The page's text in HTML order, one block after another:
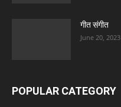
गीत संगीत
June 20, 2023
POPULAR CATEGORY